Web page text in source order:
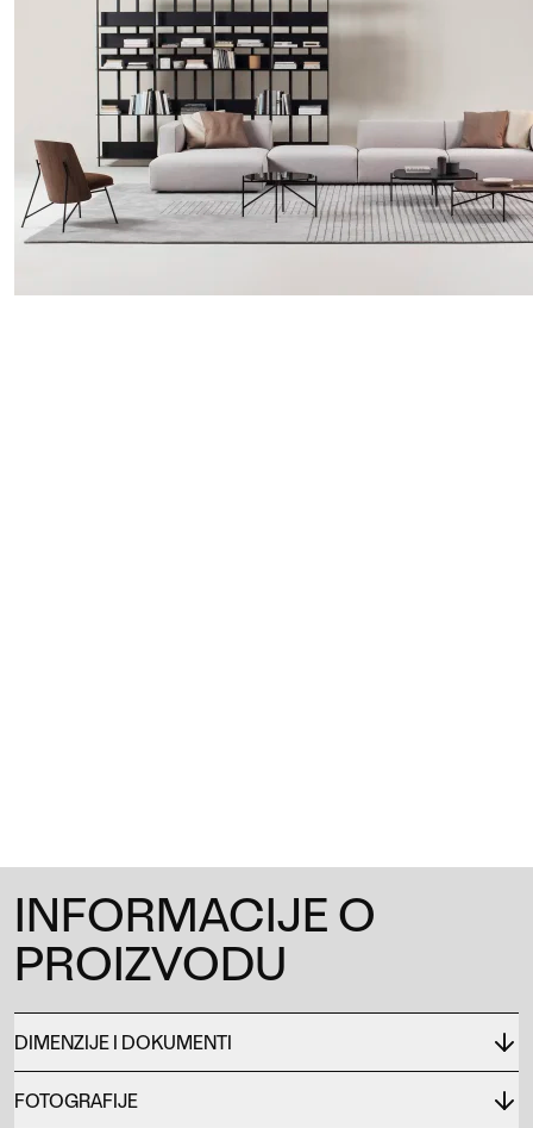
INFORMACIJE O
PROIZVODU
DIMENZIJE I DOKUMENTI
FOTOGRAFIJE